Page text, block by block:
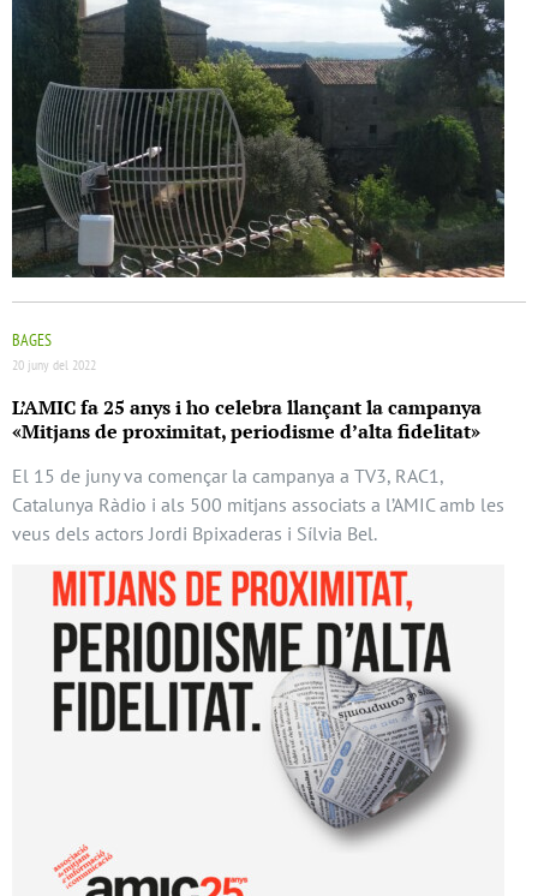
BAGES
20 juny del 2022
L’AMIC fa 25 anys i ho celebra llançant la campanya
«Mitjans de proximitat, periodisme d’alta fidelitat»
El 15 de juny va començar la campanya a TV3, RAC1,
Catalunya Ràdio i als 500 mitjans associats a l’AMIC amb les
veus dels actors Jordi Bpixaderas i Sílvia Bel.